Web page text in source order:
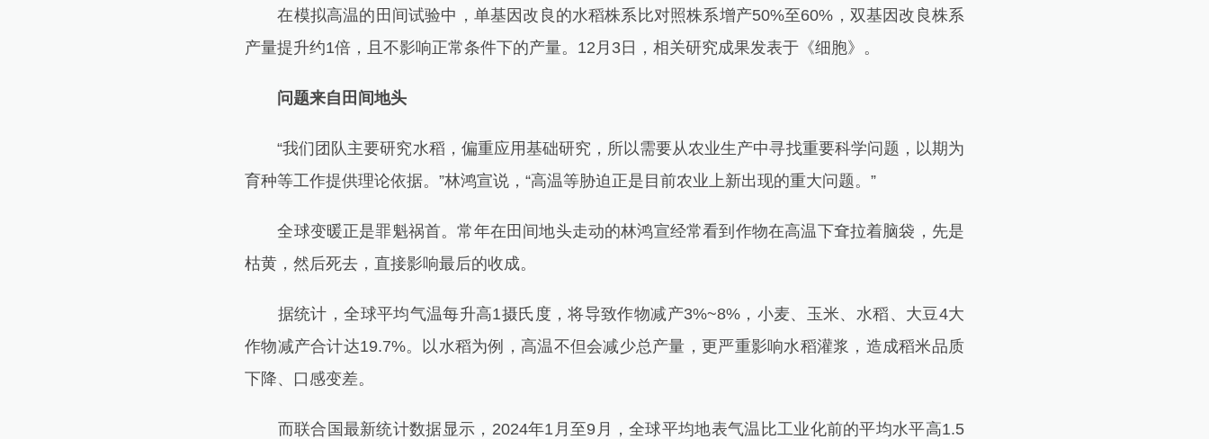
在模拟高温的田间试验中，单基因改良的水稻株系比对照株系增产50%至60%，双基因改良株系
产量提升约1倍，且不影响正常条件下的产量。12月3日，相关研究成果发表于《细胞》。
问题来自田间地头
“我们团队主要研究水稻，偏重应用基础研究，所以需要从农业生产中寻找重要科学问题，以期为
育种等工作提供理论依据。”林鸿宣说，“高温等胁迫正是目前农业上新出现的重大问题。”
全球变暖正是罪魁祸首。常年在田间地头走动的林鸿宣经常看到作物在高温下耷拉着脑袋，先是
枯黄，然后死去，直接影响最后的收成。
据统计，全球平均气温每升高1摄氏度，将导致作物减产3%~8%，小麦、玉米、水稻、大豆4大
作物减产合计达19.7%。以水稻为例，高温不但会减少总产量，更严重影响水稻灌浆，造成稻米品质
下降、口感变差。
而联合国最新统计数据显示，2024年1月至9月，全球平均地表气温比工业化前的平均水平高1.5